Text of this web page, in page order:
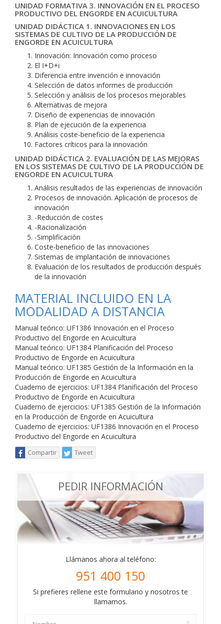
UNIDAD FORMATIVA 3. INNOVACIÓN EN EL PROCESO
PRODUCTIVO DEL ENGORDE EN ACUICULTURA
UNIDAD DIDÁCTICA 1. INNOVACIONES EN LOS
SISTEMAS DE CULTIVO DE LA PRODUCCIÓN DE
ENGORDE EN ACUICULTURA
Innovación: Innovación como proceso
El I+D+i
Diferencia entre invención e innovación
Selección de datos informes de producción
Selección y análisis de los procesos mejorables
Alternativas de mejora
Diseño de experiencias de innovación
Plan de ejecución de la experiencia
Análisis coste-beneficio de la experiencia
Factores críticos para la innovación
UNIDAD DIDÁCTICA 2. EVALUACIÓN DE LAS MEJORAS
EN LOS SISTEMAS DE CULTIVO DE LA PRODUCCIÓN DE
ENGORDE EN ACUICULTURA
Análisis resultados de las experiencias de innovación
Procesos de innovación. Aplicación de procesos de
innovación
-Reducción de costes
-Racionalización
-Simplificación
Coste-beneficio de las innovaciones
Sistemas de implantación de innovaciones
Evaluación de los resultados de producción después
de la innovación
MATERIAL INCLUIDO EN LA
MODALIDAD A DISTANCIA
Manual teórico: UF1386 Innovación en el Proceso
Productivo del Engorde en Acuicultura
Manual teórico: UF1384 Planificación del Proceso
Productivo de Engorde en Acuicultura
Manual teórico: UF1385 Gestión de la Información en la
Producción de Engorde en Acuicultura
Cuaderno de ejercicios: UF1384 Planificación del Proceso
Productivo de Engorde en Acuicultura
Cuaderno de ejercicios: UF1385 Gestión de la Información
en la Producción de Engorde en Acuicultura
Cuaderno de ejercicios: UF1386 Innovación en el Proceso
Productivo del Engorde en Acuicultura
Compartir Tweet
PEDIR INFORMACIÓN
Llámanos ahora al teléfono:
951 400 150
Si prefieres rellene este formulario y nosotros te
llamamos.